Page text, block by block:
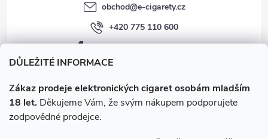
DŮLEŽITÉ INFORMACE
Zákaz prodeje elektronických cigaret osobám mladším
18 let. Děkujeme Vám, že svým nákupem podporujete
zodpovědné prodejce.
obchod@e-cigarety.cz
+420 775 110 600
facebook.com/e-cigarety.cz